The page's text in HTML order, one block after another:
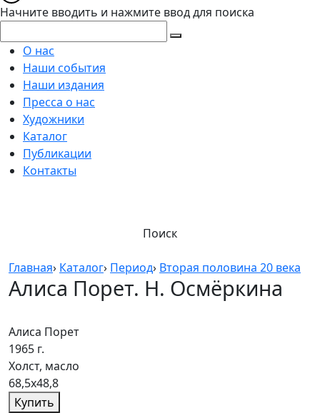
Начните вводить и нажмите ввод для поиска
О нас
Наши события
Наши издания
Пресса о нас
Художники
Каталог
Публикации
Контакты
Поиск
Главная› Каталог› Период› Вторая половина 20 века
Алиса Порет. Н. Осмёркина
Алиса Порет
1965 г.
Холст, масло
68,5х48,8
Купить